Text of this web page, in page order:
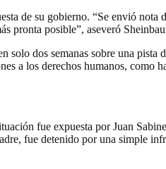
de su gobierno. “Se envió
pronta posible”, aseveró
dos semanas sobre una pista
a los derechos humanos, como
fue expuesta por Juan
fue detenido por una simple